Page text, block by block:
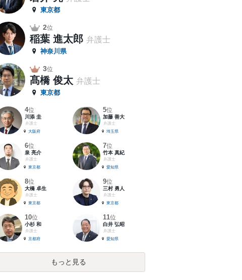
東京都
2位
稲葉 進太郎 弁護士
神奈川県
3位
髙橋 俊太 弁護士
東京都
4位
川添 圭
弁護士
大阪府
5位
加藤 善大
弁護士
埼玉県
6位
泉 亮介
弁護士
東京都
7位
竹本 真紀
弁護士
愛知県
8位
大橋 卓生
弁護士
東京都
9位
三村 勇人
弁護士
東京都
10位
小杉 和
弁護士
京都府
11位
白井 弘昭
弁護士
愛知県
もっと見る